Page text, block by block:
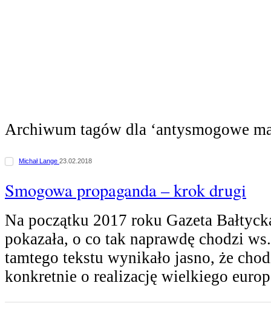
Archiwum tagów dla ‘antysmogowe
Michał Lange 23.02.2018
Smogowa propaganda – krok drugi
Na początku 2017 roku Gazeta
pokazała, o co tak naprawdę chodzi
tamtego tekstu wynikało jasno, że
konkretnie o realizację wielkiego